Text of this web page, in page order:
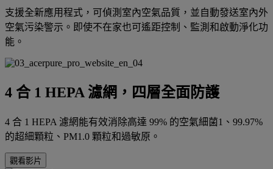
支援全新應用程式，可偵測室內空氣品質，並自動發送室內外
空氣污染警示。即使不在家也可遙距控制、監測和啟動淨化功
能。
4 合 1 HEPA 濾網，四層全面防護
4 合 1 HEPA 濾網能有效消除高達 99% 的空氣細菌1、99.97%
的超細顆粒、PM1.0 顆粒和過敏原。
觀看影片